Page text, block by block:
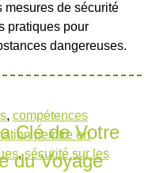
mesures de sécurité
pratiques pour
dangereuses.
, compétences
peintre en
,sécurité sur les
Clé de Votre
du Voyage